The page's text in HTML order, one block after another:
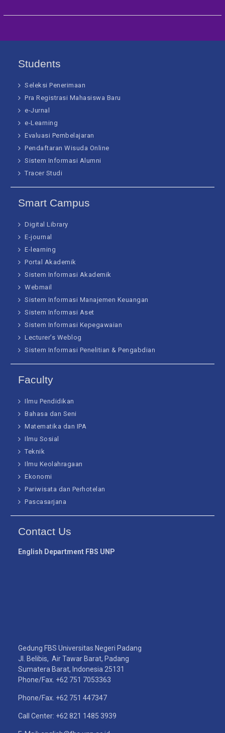
Students
Seleksi Penerimaan
Pra Registrasi Mahasiswa Baru
e-Jurnal
e-Learning
Evaluasi Pembelajaran
Pendaftaran Wisuda Online
Sistem Informasi Alumni
Tracer Studi
Smart Campus
Digital Library
E-journal
E-learning
Portal Akademik
Sistem Informasi Akademik
Webmail
Sistem Informasi Manajemen Keuangan
Sistem Informasi Aset
Sistem Informasi Kepegawaian
Lecturer’s Weblog
Sistem Informasi Penelitian & Pengabdian
Faculty
Ilmu Pendidikan
Bahasa dan Seni
Matematika dan IPA
Ilmu Sosial
Teknik
Ilmu Keolahragaan
Ekonomi
Pariwisata dan Perhotelan
Pascasarjana
Contact Us
English Department FBS UNP
Gedung FBS Universitas Negeri Padang
Jl. Belibis, Air Tawar Barat, Padang
Sumatera Barat, Indonesia 25131
Phone/Fax. +62 751 7053363
Phone/Fax. +62 751 447347
Call Center: +62 821 1485 3939